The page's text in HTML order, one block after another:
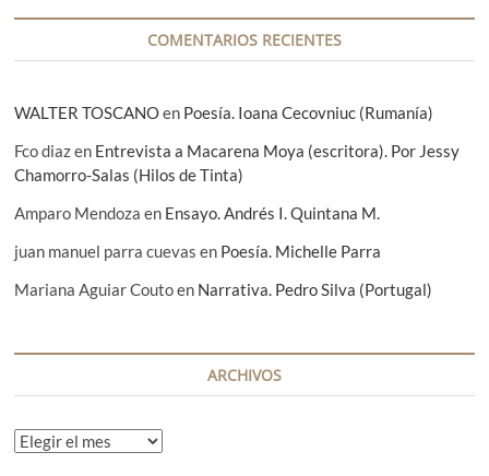
a
s
COMENTARIOS RECIENTES
WALTER TOSCANOen Poesía. Ioana Cecovniuc (Rumanía)
Fco diazen Entrevista a Macarena Moya (escritora). Por Jessy
Chamorro-Salas (Hilos de Tinta)
Amparo Mendoza en Ensayo. Andrés I. Quintana M.
juan manuel parra cuevas en Poesía. Michelle Parra
Mariana Aguiar Coutoen Narrativa. Pedro Silva (Portugal)
ARCHIVOS
A